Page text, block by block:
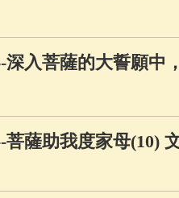
入菩薩的大誓願中
薩助我度家母(10)